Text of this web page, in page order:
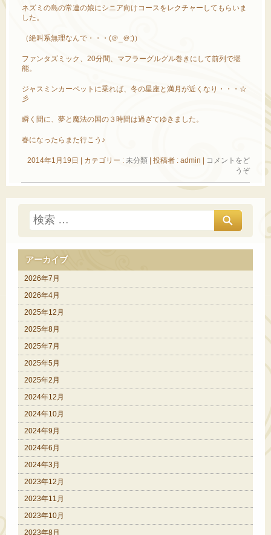
ネズミの島の常連の娘にシニア向けコースをレクチャーしてもらいま
した。
（絶叫系無理なんで・・・(＠_＠;)）
ファンタズミック、20分間、マフラーグルグル巻きにして前列で堪
能。
ジャスミンカーペットに乗れば、冬の星座と満月が近くなり・・・☆
彡
瞬く間に、夢と魔法の国の３時間は過ぎてゆきました。
春になったらまた行こう♪
2014年1月19日 | カテゴリー : 未分類 | 投稿者 : admin | コメントをど
うぞ
アーカイブ
2026年7月
2026年4月
2025年12月
2025年8月
2025年7月
2025年5月
2025年2月
2024年12月
2024年10月
2024年9月
2024年6月
2024年3月
2023年12月
2023年11月
2023年10月
2023年8月